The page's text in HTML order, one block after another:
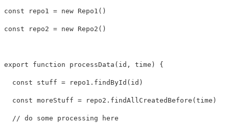
const repo1 = new Repo1()
const repo2 = new Repo2()
export function processData(id, time) {
  const stuff = repo1.findById(id)
  const moreStuff = repo2.findAllCreatedBefore(time)
  // do some processing here